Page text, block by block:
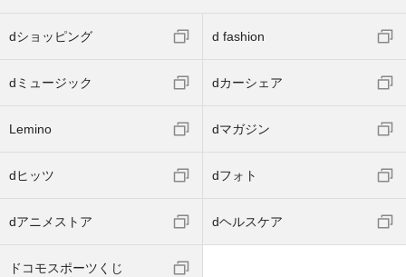
dショッピング d fashion
dミュージック dカーシェア
Lemino dマガジン
dヒッツ dフォト
dアニメストア dヘルスケア
ドコモスポーツくじ